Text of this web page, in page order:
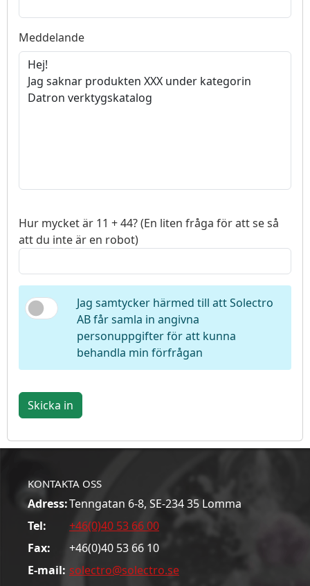
Meddelande
Hur mycket är 11 + 44? (En liten fråga för att se så
att du inte är en robot)
Jag samtycker härmed till att Solectro
AB får samla in angivna
personuppgifter för att kunna
behandla min förfrågan
Skicka in
KONTAKTA OSS
Adress:Tenngatan 6-8, SE-234 35 Lomma
Tel:
+46(0)40 53 66 00
Fax:
+46(0)40 53 66 10
E-mail: solectro@solectro.se